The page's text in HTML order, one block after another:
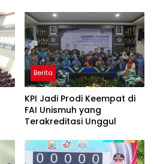
Berita
KPI Jadi Prodi Keempat di
FAI Unismuh yang
Terakreditasi Unggul